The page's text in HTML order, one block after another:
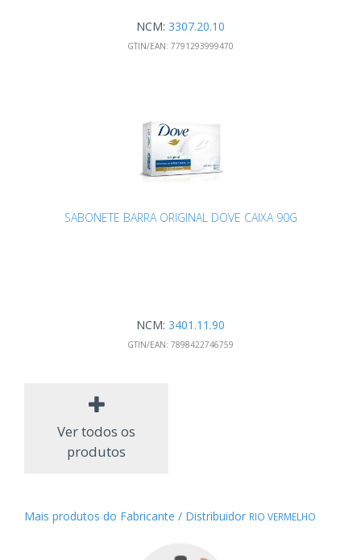
NCM: 3307.20.10
GTIN/EAN: 7791293999470
SABONETE BARRA ORIGINAL DOVE CAIXA 90G
NCM: 3401.11.90
GTIN/EAN: 7898422746759
Ver todos os
produtos
Mais produtos do Fabricante / Distribuidor RIO VERMELHO